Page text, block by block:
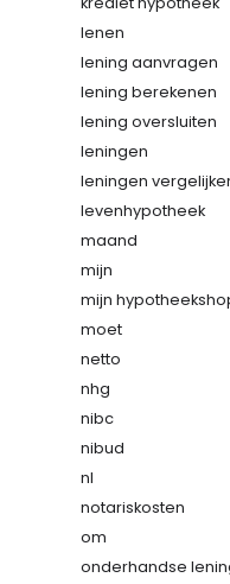
lenen
lening aanvragen
lening berekenen
lening oversluiten
leningen
leningen
levenhypotheek
maand
mijn
mijn
moet
netto
nhg
nibc
nibud
nl
notariskosten
om
onderhandse